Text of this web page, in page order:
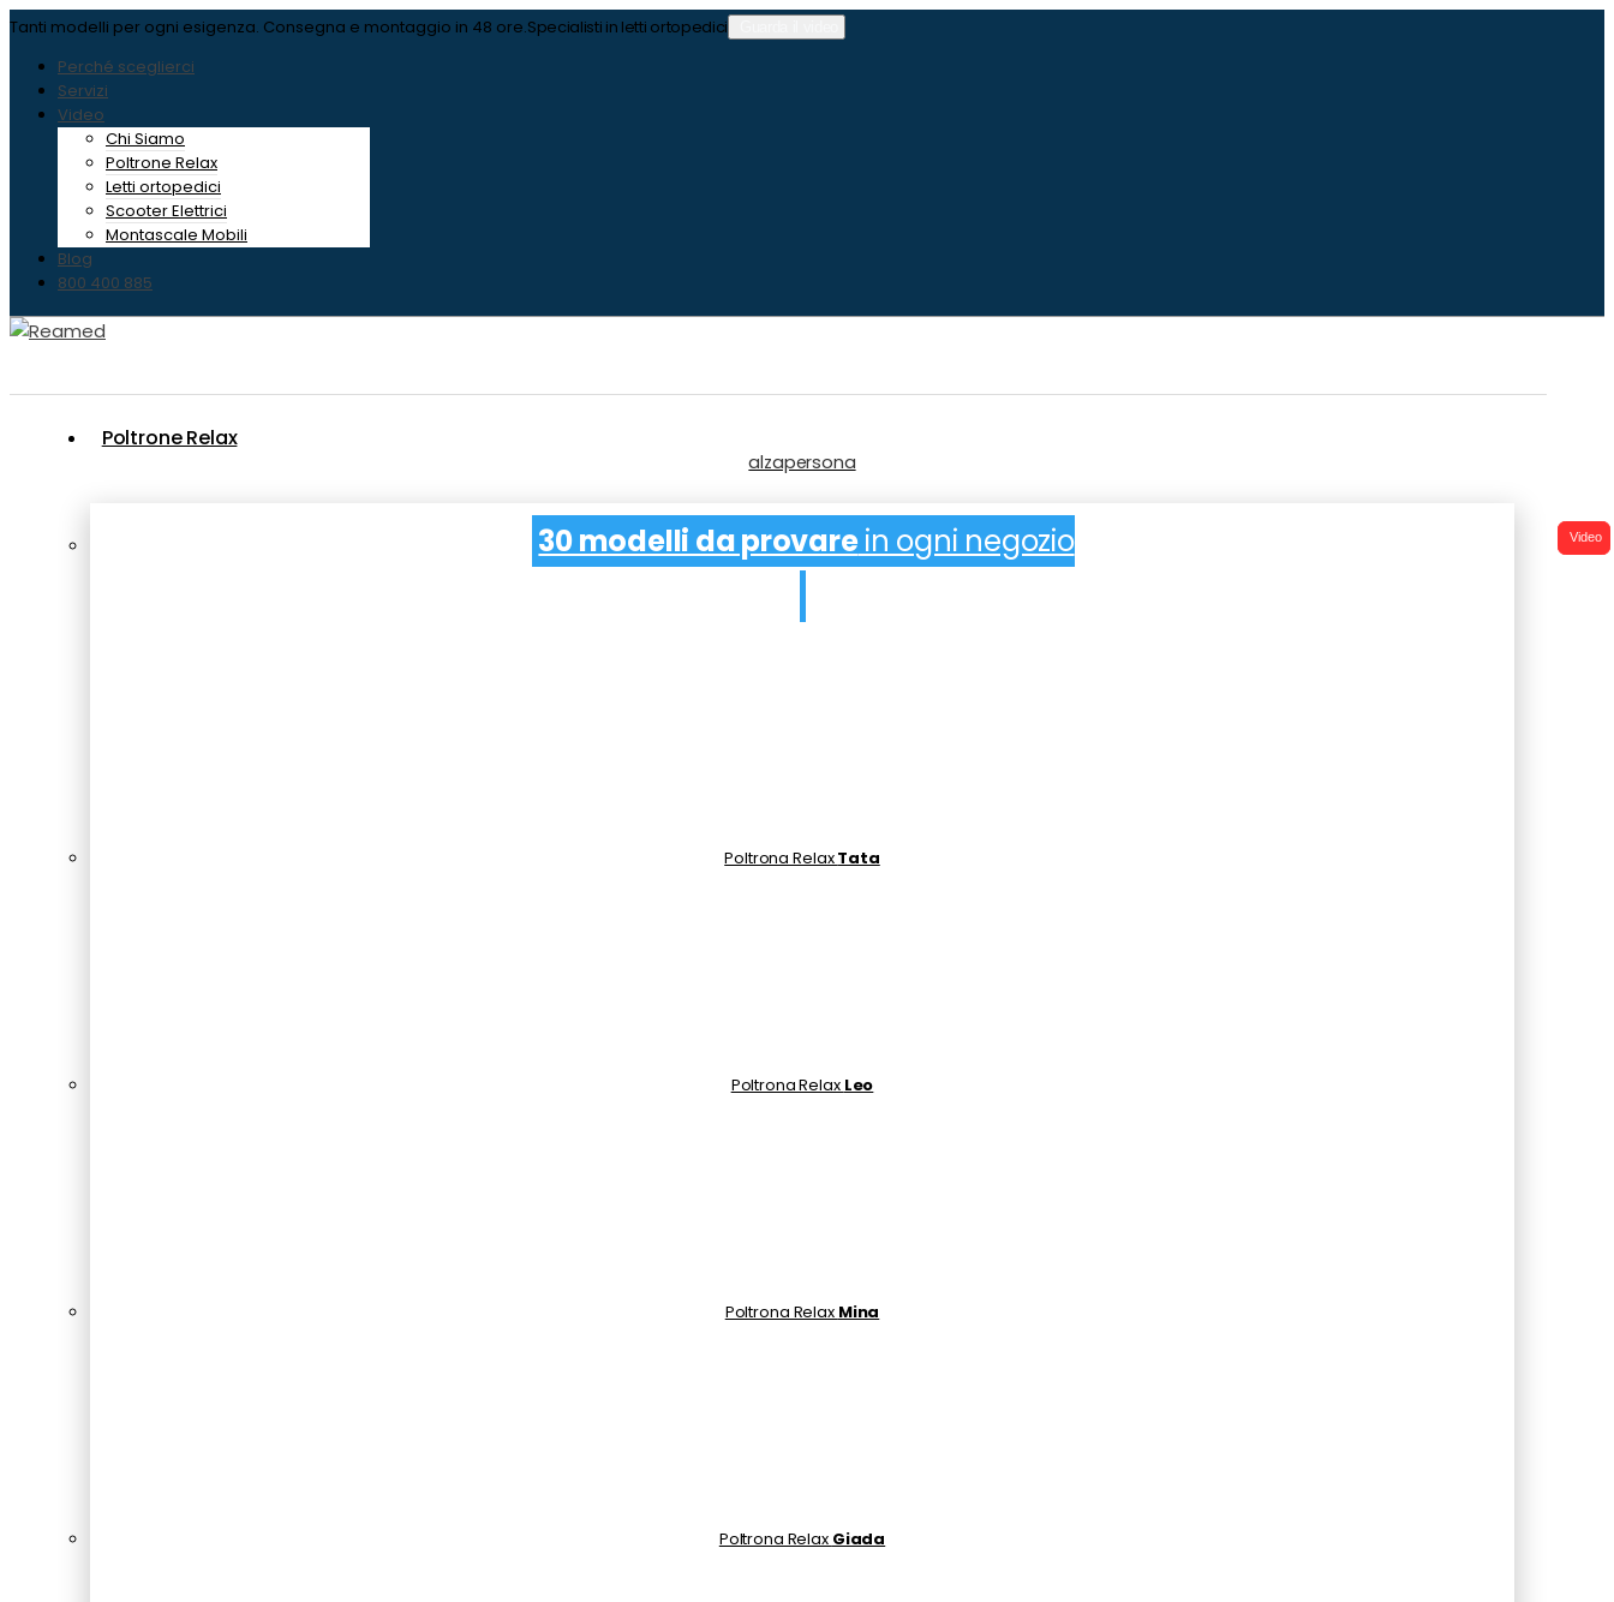
Tanti modelli per ogni esigenza. Consegna e montaggio in 48 ore.Specialisti in letti ortopedici
Perché sceglierci
Servizi
Video
Chi Siamo
Poltrone Relax
Letti ortopedici
Scooter Elettrici
Montascale Mobili
Blog
800 400 885
Poltrone Relax
alzapersona
30 modelli da provarein ogni negozio
Poltrona RelaxTata
Poltrona Relax Leo
Poltrona Relax Mina
Poltrona Relax Giada